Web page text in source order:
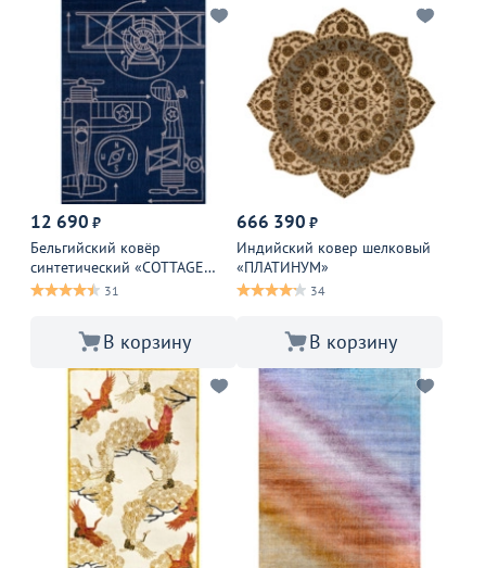
12 690 ₽
Бельгийский ковёр
синтетический «COTTAGE
KIDS»
31
В корзину
666 390 ₽
Индийский ковер шелковый
«ПЛАТИНУМ»
34
В корзину